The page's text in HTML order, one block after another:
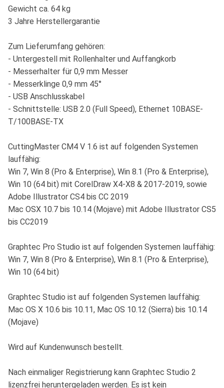
Gewicht ca. 64 kg
3 Jahre Herstellergarantie
Zum Lieferumfang gehören:
- Untergestell mit Rollenhalter und Auffangkorb
- Messerhalter für 0,9 mm Messer
- Messerklinge 0,9 mm 45°
- USB Anschlusskabel
- Schnittstelle: USB 2.0 (Full Speed), Ethernet 10BASE-
T/100BASE-TX
CuttingMaster CM4 V 1.6 ist auf folgenden Systemen
lauffähig:
Win 7, Win 8 (Pro & Enterprise), Win 8.1 (Pro & Enterprise),
Win 10 (64 bit) mit CorelDraw X4-X8 & 2017-2019, sowie
Adobe Illustrator CS4 bis CC 2019
Mac OSX 10.7 bis 10.14 (Mojave) mit Adobe Illustrator CS5
bis CC2019
Graphtec Pro Studio ist auf folgenden Systemen lauffähig:
Win 7, Win 8 (Pro & Enterprise), Win 8.1 (Pro & Enterprise),
Win 10 (64 bit)
Graphtec Studio ist auf folgenden Systemen lauffähig:
Mac OS X 10.6 bis 10.11, Mac OS 10.12 (Sierra) bis 10.14
(Mojave)
Wird auf Kundenwunsch bestellt.
Nach einmaliger Registrierung kann Graphtec Studio 2
lizenzfrei heruntergeladen werden. Es ist kein